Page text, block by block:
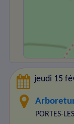
jeudi 15
PORTES-